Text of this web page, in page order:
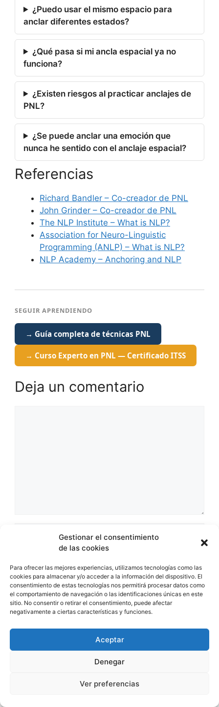
Gestionar el consentimiento
de las cookies
Para ofrecer las mejores experiencias, utilizamos tecnologías como las
cookies para almacenar y/o acceder a la información del dispositivo. El
consentimiento de estas tecnologías nos permitirá procesar datos como
el comportamiento de navegación o las identificaciones únicas en este
sitio. No consentir o retirar el consentimiento, puede afectar
negativamente a ciertas características y funciones.
Aceptar
Denegar
Ver preferencias
¿Puedo usar el mismo espacio para
anclar diferentes estados?
¿Qué pasa si mi ancla espacial ya no
funciona?
¿Existen riesgos al practicar anclajes de
PNL?
¿Se puede anclar una emoción que
nunca he sentido con el anclaje espacial?
Referencias
Richard Bandler – Co-creador de PNL
John Grinder – Co-creador de PNL
The NLP Institute – What is NLP?
Association for Neuro-Linguistic
Programming (ANLP) – What is NLP?
NLP Academy – Anchoring and NLP
SEGUIR APRENDIENDO
→ Guía completa de técnicas PNL
→ Curso Experto en PNL — Certificado ITSS
Deja un comentario
electrónico
Web